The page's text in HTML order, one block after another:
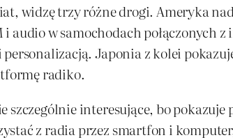
widzę trzy różne drogi. Ameryka
audio w samochodach połączonych
Japonia z kolei
radiko.
szczególnie interesujące, bo
z radia przez smartfon i